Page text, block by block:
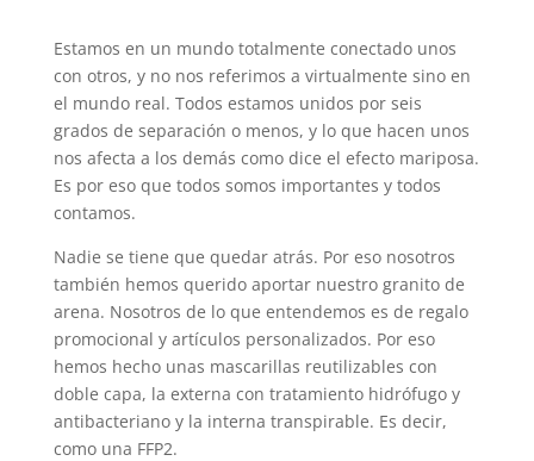
Estamos en un mundo totalmente conectado unos
con otros, y no nos referimos a virtualmente sino en
el mundo real. Todos estamos unidos por seis
grados de separación o menos, y lo que hacen unos
nos afecta a los demás como dice el efecto mariposa.
Es por eso que todos somos importantes y todos
contamos.
Nadie se tiene que quedar atrás. Por eso nosotros
también hemos querido aportar nuestro granito de
arena. Nosotros de lo que entendemos es de regalo
promocional y artículos personalizados. Por eso
hemos hecho unas mascarillas reutilizables con
doble capa, la externa con tratamiento hidrófugo y
antibacteriano y la interna transpirable. Es decir,
como una FFP2.